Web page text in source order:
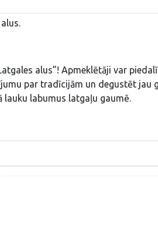
alus”! Apmeklētāji var
par tradīcijām un degustēt jau
lauku labumus latgaļu gaumē.